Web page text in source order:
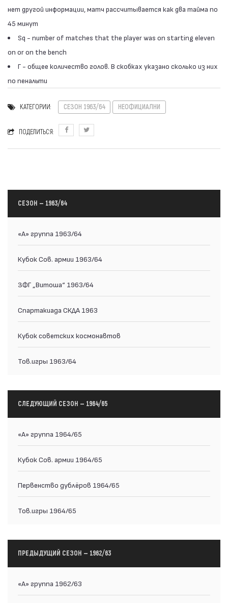
нет другой информации, матч рассчитывается как два тайма по
45 минут
Sq - number of matches that the player was on starting eleven
on or on the bench
Г - общее количество голов. В скобках указано сколько из них
по пенальти
КАТЕГОРИИ: СЕЗОН 1963/64 НЕОФИЦИАЛНИ
ПОДЕЛИТЬСЯ:
СЕЗОН — 1963/64
«А» группа 1963/64
Кубок Сов. армии 1963/64
ЗФГ „Витоша“ 1963/64
Спартакиада СКДА 1963
Кубок советских космонавтов
Тов.игры 1963/64
СЛЕДУЮЩИЙ СЕЗОН — 1964/65
«А» группа 1964/65
Кубок Сов. армии 1964/65
Первенство дублёров 1964/65
Тов.игры 1964/65
ПРЕДЫДУЩИЙ СЕЗОН — 1962/63
«А» группа 1962/63